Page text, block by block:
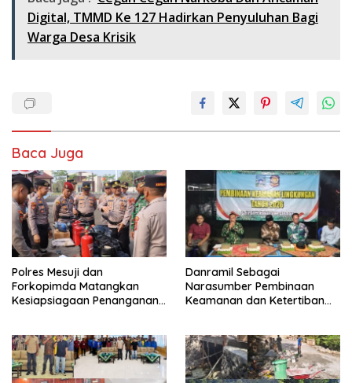
Digital, TMMD Ke 127 Hadirkan Penyuluhan Bagi
Warga Desa Krisik
Baca Juga
Polres Mesuji dan
Forkopimda Matangkan
Kesiapsiagaan Penanganan
Danramil Sebagai
Narasumber Pembinaan
Keamanan dan Ketertiban